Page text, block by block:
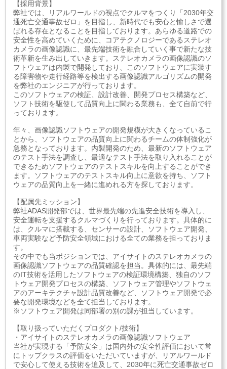
【採用背景】
弊社では、リアルワールドの視点でクルマをつくり「2030年交
通死亡交通事故ゼロ」を目指し、新時代でも安心と愉しさで選
ばれる存在となることを目指しております。あらゆる道路での
安全性を高めていくために、コアテクノロジーであるステレオ
カメラの画像認識に、最先端技術を融合していく事で新たな技
術革新を生み出していきます。ステレオカメラの画像認識のソ
フトウェアは内製で開発しており、このソフトウェアに実装す
る障害物や走行経路等を検出する画像認識アルゴリズムの開発
を弊社のエンジニアが行っております。
このソフトウェアの検証、設計改善、開発プロセス構築など、
ソフト技術を駆使して品質向上に関わる業務も、全て自前で行
っております。
年々、画像認識ソフトウェアの開発規模が大きくなっているこ
とから、ソフトウェアの品質向上に関わるチームの体制強化が
急務となっております。内製開発のため、最新のソフトウェア
のテスト手法を調査し、最適なテスト手法を取り入れることが
できるためソフトウェアのテストスキルを向上することができ
ます。ソフトウェアのテストスキル向上に意欲を持ち、ソフト
ウェアの品質向上を一緒に進めれる方を探しております。
【配属先ミッション】
弊社ADAS開発部では、世界最先端の先進安全技術を導入し、
安全運転を支援するクルマづくりを行っております。具体的に
は、クルマに搭載する、センサーの設計、ソフトウェア開発、
車両実験など予防安全領域における全ての業務を担っておりま
す。
その中でも当ポジションでは、アイサイトのステレオカメラの
画像認識ソフトウェアの品質確認を担当。具体的には、最先端
のIT技術を活用したソフトウェアの検証環境構築、独自のソフ
トウェア開発プロセスの構築、ソフトウェア管理やソフトウェ
アのアーキテクチャ設計品質改善など、ソフトウェア開発で必
要な開発環境などを全て担当しております。
※ソフトウェア開発は同部署の別の課が担当しています。
【取り扱っていただくプロダクト/技術】
・アイサイトのステレオカメラの画像認識ソフトウェア
当社が実現する「予防安全」は国内外の安全性評価において常
にトップクラスの評価をいただいていますが、リアルワールド
で安心して使える技術を追及して、2030年に死亡交通事故ゼロ